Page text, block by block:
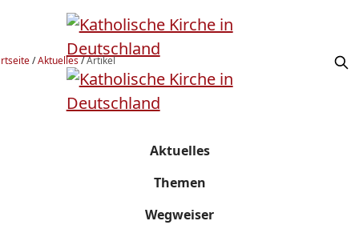
/Aktuelles/Artikel
Aktuelles
Themen
Wegweiser